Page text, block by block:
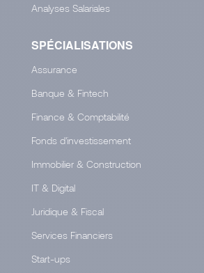
Analyses Salariales
SPÉCIALISATIONS
Assurance
Banque & Fintech
Finance & Comptabilité
Fonds d'investissement
Immobilier & Construction
IT & Digital
Juridique & Fiscal
Services Financiers
Start-ups